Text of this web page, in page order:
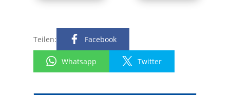
Teilen: Facebook
Whatsapp Twitter